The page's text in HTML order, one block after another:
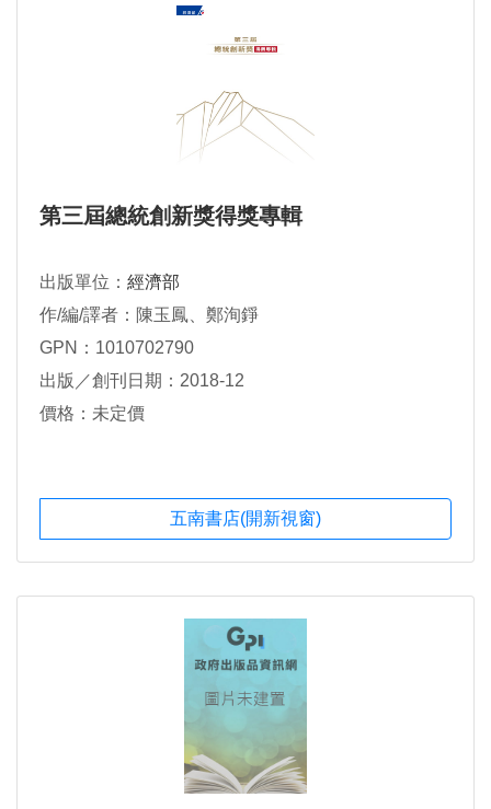
第三屆總統創新獎得獎專輯
出版單位： 經濟部
作/編/譯者：陳玉鳳、鄭洵錚
GPN：1010702790
出版／創刊日期：2018-12
價格：未定價
五南書店(開新視窗)